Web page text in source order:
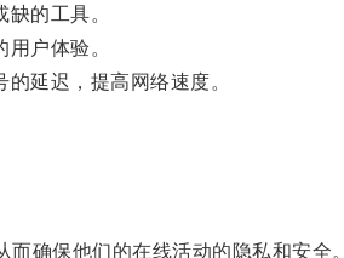
的工具。
户体验。
延迟，提高网络速度。
确保他们的在线活动的隐私和安全。